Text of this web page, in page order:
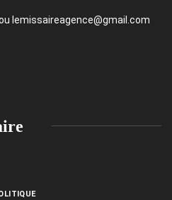
lemissaireagence@gmail.com